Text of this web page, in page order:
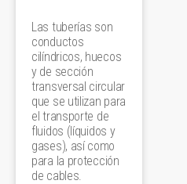
Las tuberías son
conductos
cilíndricos, huecos
y de sección
transversal circular
que se utilizan para
el transporte de
fluidos (líquidos y
gases), así como
para la protección
de cables.